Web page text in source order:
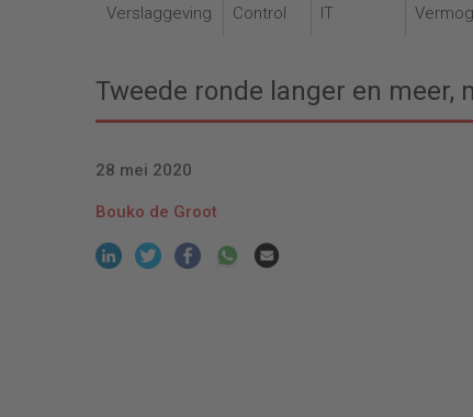
Verslaggeving
Control
IT
Tweede ronde langer en meer,
28 mei 2020
Bouko de Groot